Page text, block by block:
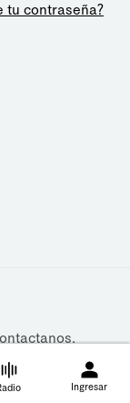
tu contraseña?
.
Ingresar